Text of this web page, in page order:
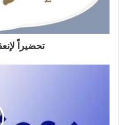
تحضيراً